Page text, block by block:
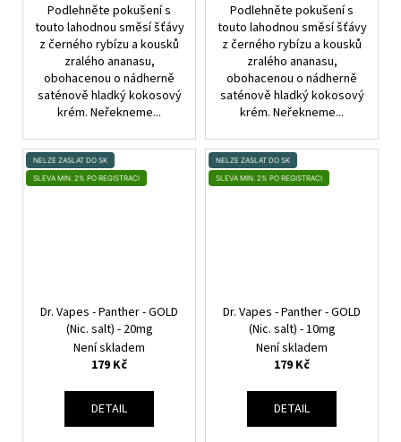
Podlehněte pokušení s
touto lahodnou směsí šťávy
z černého rybízu a kousků
zralého ananasu,
obohacenou o nádherně
saténově hladký kokosový
krém. Neřekneme...
Podlehněte pokušení s
touto lahodnou směsí šťávy
z černého rybízu a kousků
zralého ananasu,
obohacenou o nádherně
saténově hladký kokosový
krém. Neřekneme...
NELZE ZASLAT DO SK
SLEVA MIN. 2% PO REGISTRACI
Dr. Vapes - Panther - GOLD
(Nic. salt) - 20mg
Není skladem
179 Kč
DETAIL
NELZE ZASLAT DO SK
SLEVA MIN. 2% PO REGISTRACI
Dr. Vapes - Panther - GOLD
(Nic. salt) - 10mg
Není skladem
179 Kč
DETAIL